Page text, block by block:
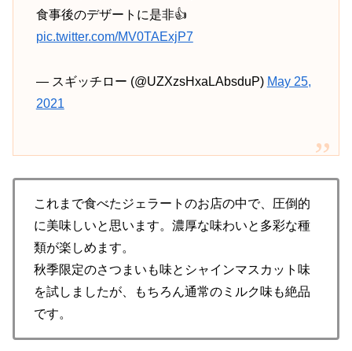
食事後のデザートに是非👍
pic.twitter.com/MV0TAExjP7
— スギッチロー (@UZXzsHxaLAbsduP) May 25,
2021
これまで食べたジェラートのお店の中で、圧倒的
に美味しいと思います。濃厚な味わいと多彩な種
類が楽しめます。
秋季限定のさつまいも味とシャインマスカット味
を試しましたが、もちろん通常のミルク味も絶品
です。